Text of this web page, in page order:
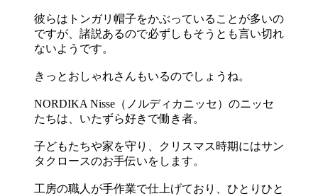
彼らはトンガリ帽子をかぶっていることが多いの
ですが、諸説あるので必ずしもそうとも言い切れ
ないようです。
きっとおしゃれさんもいるのでしょうね。
NORDIKA Nisse（ノルディカニッセ）のニッセ
たちは、いたずら好きで働き者。
子どもたちや家を守り、クリスマス時期にはサン
タクロースのお手伝いをします。
工房の職人が手作業で仕上げており、ひとりひと